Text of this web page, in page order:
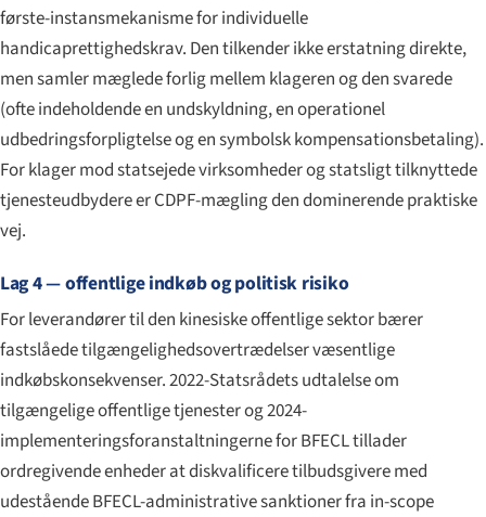
første-instansmekanisme for individuelle
handicaprettighedskrav. Den tilkender ikke erstatning direkte,
men samler mæglede forlig mellem klageren og den svarede
(ofte indeholdende en undskyldning, en operationel
udbedringsforpligtelse og en symbolsk kompensationsbetaling).
For klager mod statsejede virksomheder og statsligt tilknyttede
tjenesteudbydere er CDPF-mægling den dominerende praktiske
vej.
Lag 4 — offentlige indkøb og politisk risiko
For leverandører til den kinesiske offentlige sektor bærer
fastslåede tilgængeligheds­overtrædelser væsentlige
indkøbs­konsekvenser. 2022-Statsrådets udtalelse om
tilgængelige offentlige tjenester og 2024-
implementeringsforanstaltningerne for BFECL tillader
ordregivende enheder at diskvalificere tilbudsgivere med
udestående BFECL-administrative sanktioner fra in-scope